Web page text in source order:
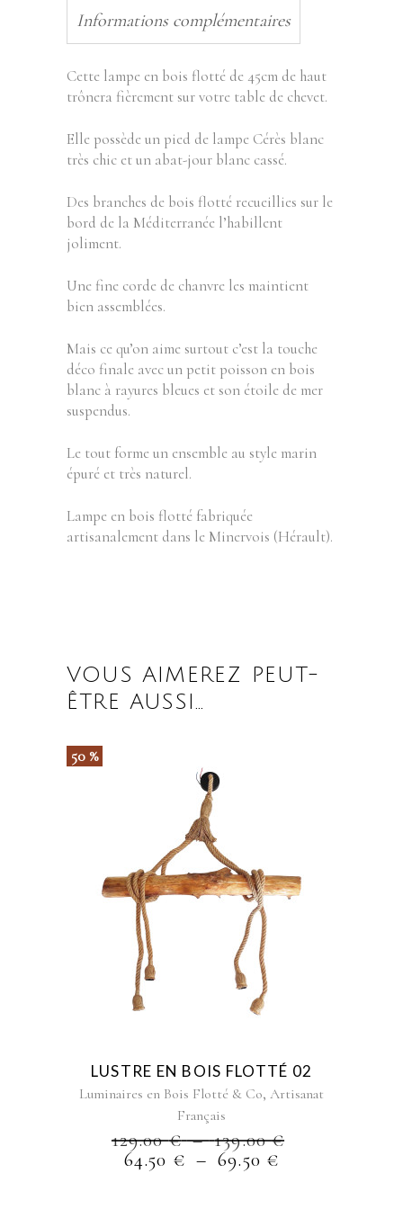
Informations complémentaires
Cette lampe en bois flotté de 45cm de haut
trônera fièrement sur votre table de chevet.
Elle possède un pied de lampe Cérès blanc
très chic et un abat-jour blanc cassé.
Des branches de bois flotté recueillies sur le
bord de la Méditerranée l’habillent
joliment.
Une fine corde de chanvre les maintient
bien assemblées.
Mais ce qu’on aime surtout c’est la touche
déco finale avec un petit poisson en bois
blanc à rayures bleues et son étoile de mer
suspendus.
Le tout forme un ensemble au style marin
épuré et très naturel.
Lampe en bois flotté fabriquée
artisanalement dans le Minervois (Hérault).
VOUS AIMEREZ PEUT-
ÊTRE AUSSI…
50 %
Ce
produit
plusieurs
variations.
options
choisies
sur
la
du
produit
LUSTRE EN BOIS FLOTTÉ 02
Luminaires en Bois Flotté & Co, Artisanat
Français
129.00€ – 139.00€PLAGE
64.50 € – 69.50 €PLAGE